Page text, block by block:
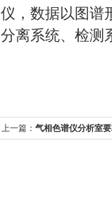
仪，数据以图谱
分离系统、检测
上一篇： 气相色谱仪分析室